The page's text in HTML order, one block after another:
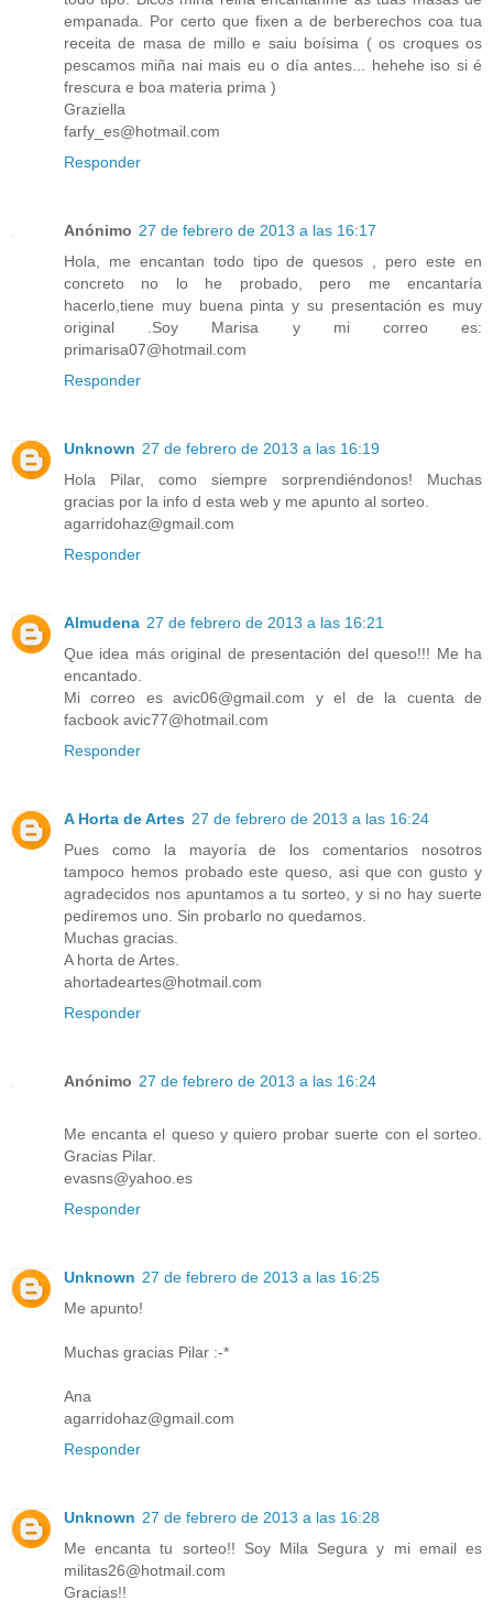
empanada. Por certo que fixen a de berberechos coa tua
receita de masa de millo e saiu boísima ( os croques os
pescamos miña nai mais eu o día antes... hehehe iso si é
frescura e boa materia prima )
Graziella
farfy_es@hotmail.com
Responder
Anónimo 27 de febrero de 2013 a las 16:17
Hola, me encantan todo tipo de quesos , pero este en
concreto no lo he probado, pero me encantaría
hacerlo,tiene muy buena pinta y su presentación es muy
original .Soy Marisa y mi correo es:
primarisa07@hotmail.com
Responder
Unknown 27 de febrero de 2013 a las 16:19
Hola Pilar, como siempre sorprendiéndonos! Muchas
gracias por la info d esta web y me apunto al sorteo.
agarridohaz@gmail.com
Responder
Almudena 27 de febrero de 2013 a las 16:21
Que idea más original de presentación del queso!!! Me ha
encantado.
Mi correo es avic06@gmail.com y el de la cuenta de
facbook avic77@hotmail.com
Responder
A Horta de Artes 27 de febrero de 2013 a las 16:24
Pues como la mayoría de los comentarios nosotros
tampoco hemos probado este queso, asi que con gusto y
agradecidos nos apuntamos a tu sorteo, y si no hay suerte
pediremos uno. Sin probarlo no quedamos.
Muchas gracias.
A horta de Artes.
ahortadeartes@hotmail.com
Responder
Anónimo 27 de febrero de 2013 a las 16:24
Me encanta el queso y quiero probar suerte con el sorteo.
Gracias Pilar.
evasns@yahoo.es
Responder
Unknown 27 de febrero de 2013 a las 16:25
Me apunto!
Muchas gracias Pilar :-*
Ana
agarridohaz@gmail.com
Responder
Unknown 27 de febrero de 2013 a las 16:28
Me encanta tu sorteo!! Soy Mila Segura y mi email es
militas26@hotmail.com
Gracias!!